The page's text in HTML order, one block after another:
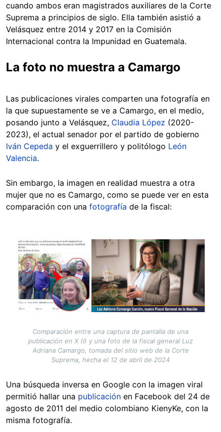
cuando ambos eran magistrados auxiliares de la Corte
Suprema a principios de siglo. Ella también asistió a
Velásquez entre 2014 y 2017 en la Comisión
Internacional contra la Impunidad en Guatemala.
La foto no muestra a Camargo
Las publicaciones virales comparten una fotografía en
la que supuestamente se ve a Camargo, en el medio,
posando junto a Velásquez, Claudia López (2020-
2023), el actual senador por el partido de gobierno
Iván Cepeda y el exguerrillero y politólogo León
Valencia.
Sin embargo, la imagen en realidad muestra a otra
mujer que no es Camargo, como se puede ver en esta
comparación con una fotografía de la fiscal:
Image
Comparación entre una captura de pantalla de una
publicación en X (I) y una foto de la fiscal general Luz
Adriana Camargo, tomada del sitio web de la Corte
Suprema, hecha el 12 de abril de 2024
Una búsqueda inversa en Google con la imagen viral
permitió hallar una publicación en Facebook del 24 de
agosto de 2011 del medio colombiano KienyKe, con la
misma fotografía.